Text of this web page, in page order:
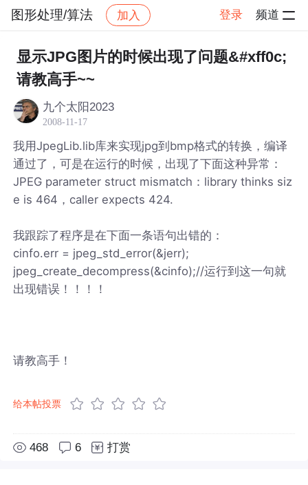
图形处理/算法 加入 登录 频道
社区 图形处理/算法 帖子详情
显示JPG图片的时候出现了问题&#xff0c;
请教高手~~
九个太阳2023
2008-11-17
我用JpegLib.lib库来实现jpg到bmp格式的转换，编译
通过了，可是在运行的时候，出现了下面这种异常：
JPEG parameter struct mismatch：library thinks siz
e is 464，caller expects 424.
我跟踪了程序是在下面一条语句出错的：
cinfo.err = jpeg_std_error(&jerr);
jpeg_create_decompress(&cinfo);//运行到这一句就
出现错误！！！！
请教高手！
给本帖投票
468 6 打赏